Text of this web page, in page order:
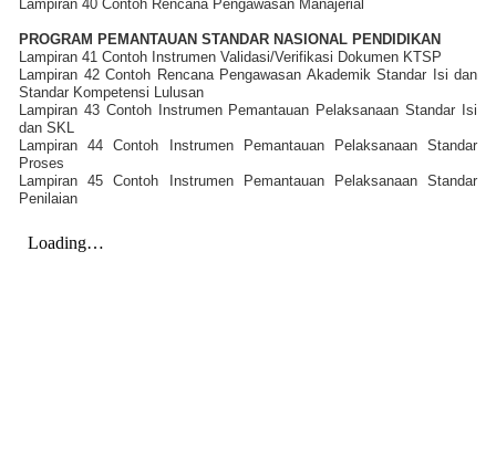
Lampiran 40 Contoh Rencana Pengawasan Manajerial
PROGRAM PEMANTAUAN STANDAR NASIONAL PENDIDIKAN
Lampiran 41 Contoh Instrumen Validasi/Verifikasi Dokumen KTSP
Lampiran 42 Contoh Rencana Pengawasan Akademik Standar Isi dan
Standar Kompetensi Lulusan
Lampiran 43 Contoh Instrumen Pemantauan Pelaksanaan Standar Isi
dan SKL
Lampiran 44 Contoh Instrumen Pemantauan Pelaksanaan Standar
Proses
Lampiran 45 Contoh Instrumen Pemantauan Pelaksanaan Standar
Penilaian